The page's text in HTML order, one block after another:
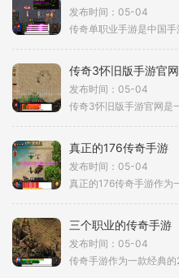
发布时间：05-04
传奇3怀旧版手游官网
发布时间：05-04
真正的176传奇手游
发布时间：05-04
三个职业的传奇手游
发布时间：05-04